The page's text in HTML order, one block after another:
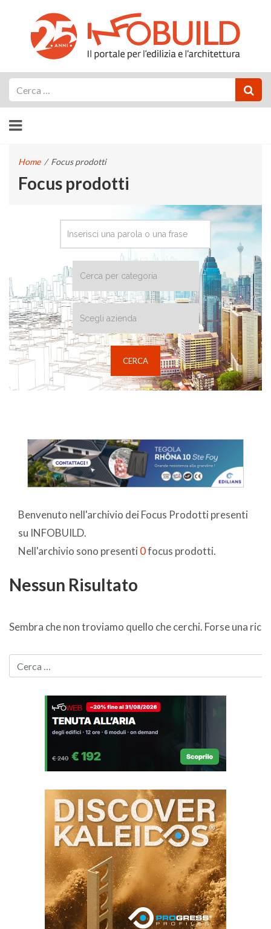
Home / Focus prodotti
Focus prodotti
Benvenuto nell'archivio dei Focus Prodotti presenti
su INFOBUILD.
Nell'archivio sono presenti 0focus prodotti.
Nessun Risultato
Sembra che non troviamo quello che cerchi. Forse una